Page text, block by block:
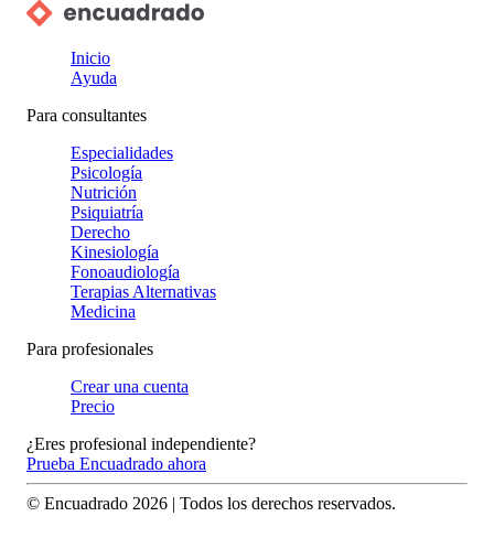
Inicio
Ayuda
Para consultantes
Especialidades
Psicología
Nutrición
Psiquiatría
Derecho
Kinesiología
Fonoaudiología
Terapias Alternativas
Medicina
Para profesionales
Crear una cuenta
Precio
¿Eres profesional independiente?
Prueba Encuadrado ahora
© Encuadrado 2026 | Todos los derechos reservados.